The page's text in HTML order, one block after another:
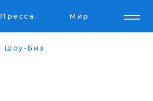
Пресса Мир
Шоу-Биз